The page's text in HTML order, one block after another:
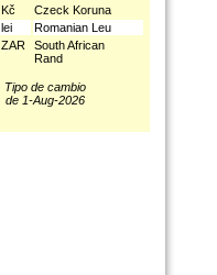
Kč
Czeck Koruna
lei
Romanian Leu
ZAR
South African
Rand
Tipo de cambio
de 1-Aug-2026